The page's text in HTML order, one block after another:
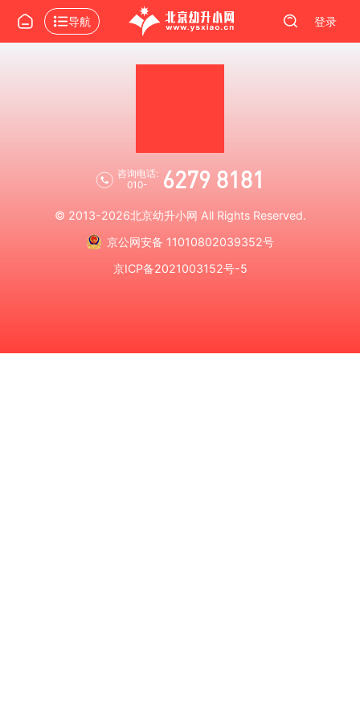
导航 登录
咨询电话:
010-
6279 8181
© 2013-2026北京幼升小网 All Rights Reserved.
京公网安备 11010802039352号
京ICP备2021003152号-5